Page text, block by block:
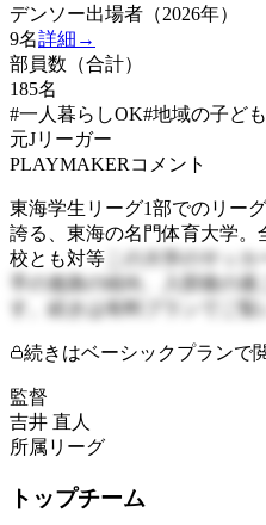
デンソー出場者（2026年）
9名詳細→
部員数（合計）
185名
#一人暮らしOK#地域の子ど
元Jリーガー
PLAYMAKERコメント
東海学生リーグ1部でのリー
誇る、東海の名門体育大学
校とも対等 この大学のサッ
手の進路の傾向、入部後の
す。続きは有料プランでご覧
続きはベーシックプランで
監督
吉井 直人
所属リーグ
トップチーム